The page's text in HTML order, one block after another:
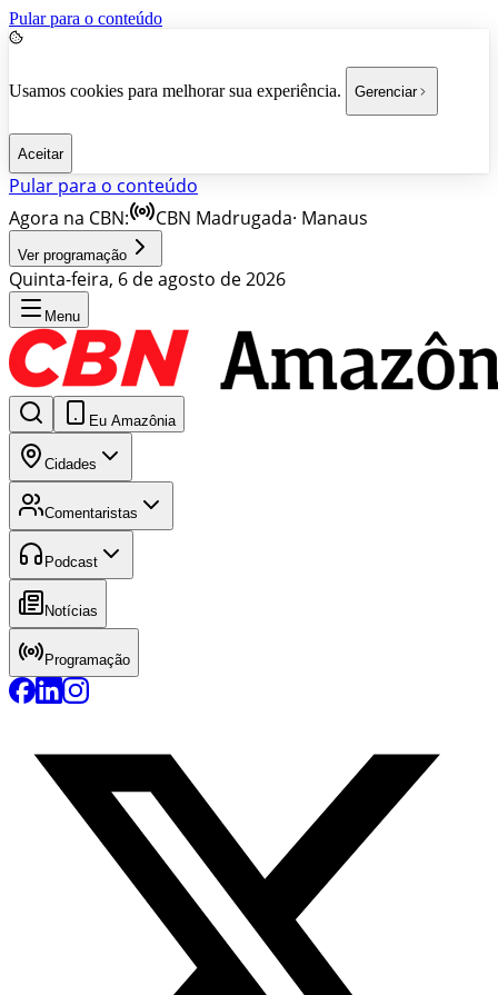
Pular para o conteúdo
Usamos cookies para melhorar sua experiência. Gerenciar
Aceitar
Pular para o conteúdo
Agora na CBN:
CBN Madrugada· Manaus
Ver programação
Quinta-feira, 6 de agosto de 2026
Menu
Eu Amazônia
Cidades
Comentaristas
Podcast
Notícias
Programação